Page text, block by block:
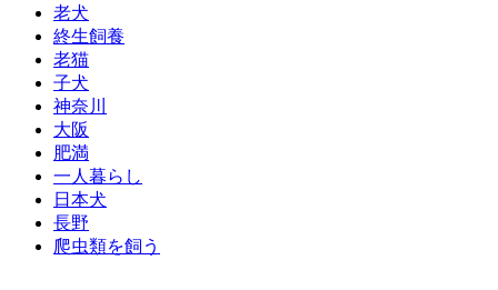
老犬
終生飼養
老猫
子犬
神奈川
大阪
肥満
一人暮らし
日本犬
長野
爬虫類を飼う